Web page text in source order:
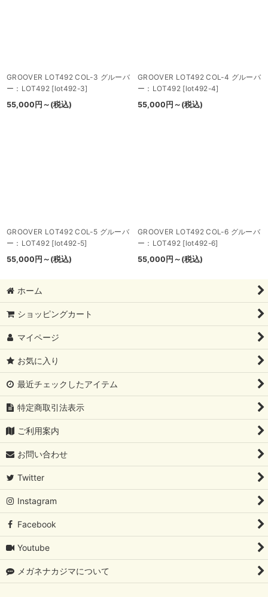
GROOVER LOT492 COL-3 グルーバ
ー：LOT492 [lot492-3]
55,000 円 ～ (税込)
GROOVER LOT492 COL-4 グルーバ
ー：LOT492 [lot492-4]
55,000 円 ～ (税込)
GROOVER LOT492 COL-5 グルーバ
ー：LOT492 [lot492-5]
55,000 円 ～ (税込)
GROOVER LOT492 COL-6 グルーバ
ー：LOT492 [lot492-6]
55,000 円 ～ (税込)
ホーム
ショッピングカート
マイページ
お気に入り
最近チェックしたアイテム
特定商取引法表示
ご利用案内
お問い合わせ
Twitter
Instagram
Facebook
Youtube
メガネナカジマについて